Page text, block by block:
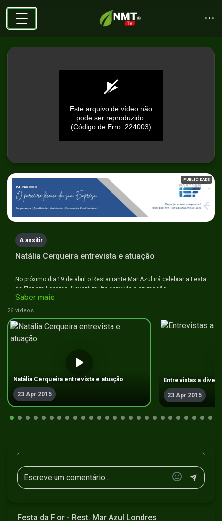
seconds
of
seconds
Este arquivo de vídeo não
pode ser reproduzido.
(Código de Erro: 224003)
PUBLICIDADE
A assitir
Natália Cerqueira entrevista e atuação
No próximo dia 19 de abril o Restaurante Mar Azul irá celebrar a Festa
da Flor em Londres. Haverá muito convívio e animação.
Saber mais
26 vídeos
Natália Cerqueira entrevista e atuação
23 Apr 2015
Entrevistas a
23 Apr 2015
Festa da Flor - Rest. Mar Azul Londres